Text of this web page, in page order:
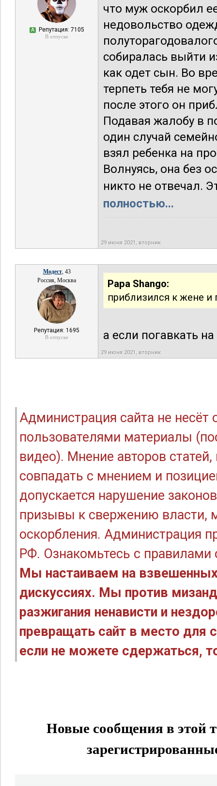
А Репутация: 7105
В отпуске
что муж оскорбил
недовольство
собиралась выйти
как одет сын. Во
терпеть тебя не
после этого он
Подавая жалобу в
один случай
взял ребенка на
Волнуясь, она без
никто не отвечал.
полностью...
29 июня 2021, вторник
Модест, 43
Россия, Москва
Репутация: 1695
В отпуске
Papa Shango:
приблизился к жене
а если погавкать
29 июня 2021, вторник
Администрация сайта не
пользователями материалы
видео). Мнение авторов
совпадать с мнением и
допускается нарушение
призывы к свержению власти,
оскорбления. Администрация
РФ. Ознакомьтесь с правилами
Мы настаиваем на
дискуссиях. Мы против
разжигания ненависти и
превращать сайт в место для
если не можете сдержаться,
Новые сообщения в этой